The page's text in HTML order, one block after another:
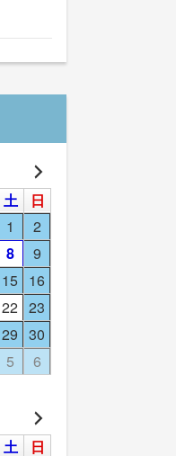
土
日
1
2
8
9
15 16
22 23
29 30
5 6
土 日